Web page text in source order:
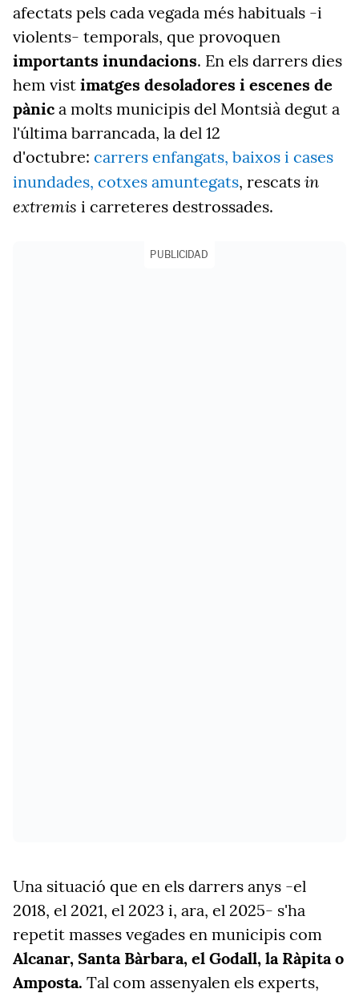
afectats pels cada vegada més habituals -i
violents- temporals, que provoquen
importants inundacions. En els darrers dies
hem vist imatges desoladores i escenes de
pànic a molts municipis del Montsià degut a
l'última barrancada, la del 12
d'octubre: carrers enfangats, baixos i cases
inundades, cotxes amuntegats, rescats in
extremis i carreteres destrossades.
PUBLICIDAD
Una situació que en els darrers anys -el
2018, el 2021, el 2023 i, ara, el 2025- s'ha
repetit masses vegades en municipis com
Alcanar, Santa Bàrbara, el Godall, la Ràpita o
Amposta. Tal com assenyalen els experts,